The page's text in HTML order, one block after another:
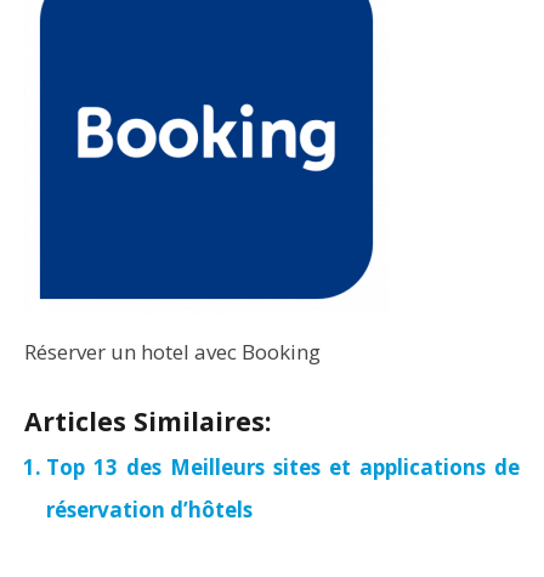
Réserver un hotel avec Booking
Articles Similaires:
Top 13 des Meilleurs sites et applications de
réservation d’hôtels